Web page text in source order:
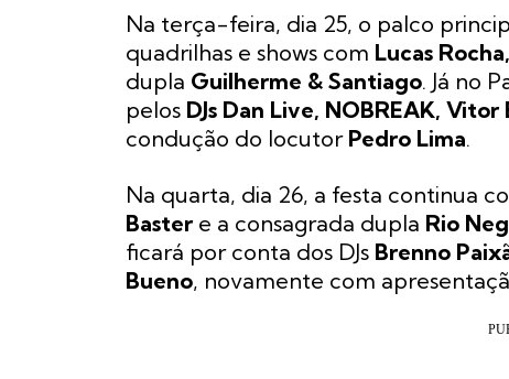
Na terça-feira, dia 25, o palco
quadrilhas e shows com Lucas
dupla Guilherme & Santiago. Já no
pelos DJs Dan Live, NOBREAK,
condução do locutor Pedro Lima.
Na quarta, dia 26, a festa continua
Baster e a consagrada dupla Rio
ficará por conta dos DJs Brenno
Bueno, novamente com